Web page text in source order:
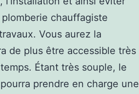
chauffagiste
Vous aurez la
de plus être accessible très
Étant très souple, le
prendre en charge une